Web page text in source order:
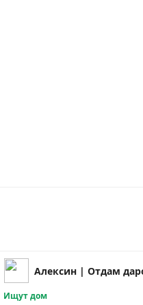
Алексин | Отдам
Ищут дом